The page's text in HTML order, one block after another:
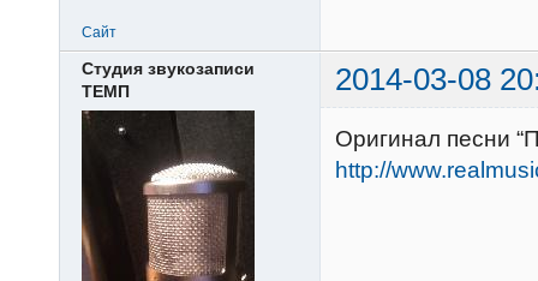
Сайт
Студия звукозаписи
ТЕМП
2014-03-08
Оригинал песни
http://